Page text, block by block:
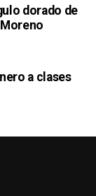
dorado de
a clases